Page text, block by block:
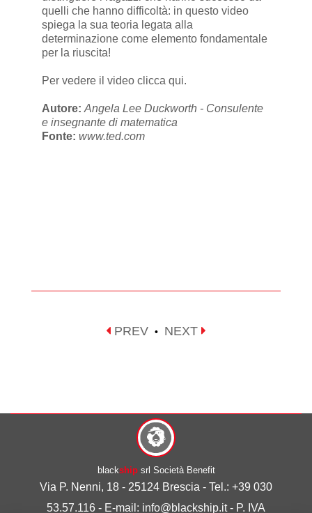
quelli che hanno difficoltà: in questo video
spiega la sua teoria legata alla
determinazione come elemento fondamentale
per la riuscita!
Per vedere il video clicca qui.
Autore: Angela Lee Duckworth - Consulente
e insegnante di matematica
Fonte: www.ted.com
PREV • NEXT
blackshipsrl Società Benefit
Via P. Nenni, 18 - 25124 Brescia - Tel.: +39 030
53.57.116 - E-mail: info@blackship.it - P. IVA